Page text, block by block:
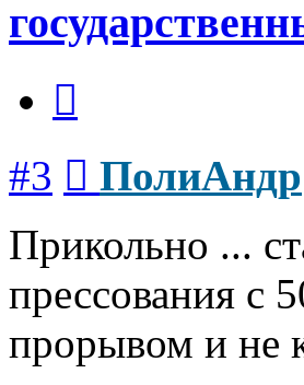
#3 ПолиАндр
Прикольно ...
прессования с
прорывом и не